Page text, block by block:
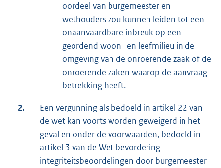
oordeel van burgemeester en
wethouders zou kunnen leiden tot een
onaanvaardbare inbreuk op een
geordend woon- en leefmilieu in de
omgeving van de onroerende zaak of de
onroerende zaken waarop de aanvraag
betrekking heeft.
2.
Een vergunning als bedoeld in artikel 22 van
de wet kan voorts worden geweigerd in het
geval en onder de voorwaarden, bedoeld in
artikel 3 van de Wet bevordering
integriteitsbeoordelingen door burgemeester